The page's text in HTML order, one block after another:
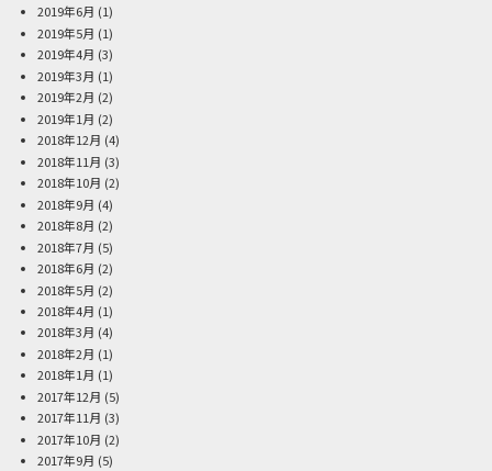
2019年6月 (1)
2019年5月 (1)
2019年4月 (3)
2019年3月 (1)
2019年2月 (2)
2019年1月 (2)
2018年12月 (4)
2018年11月 (3)
2018年10月 (2)
2018年9月 (4)
2018年8月 (2)
2018年7月 (5)
2018年6月 (2)
2018年5月 (2)
2018年4月 (1)
2018年3月 (4)
2018年2月 (1)
2018年1月 (1)
2017年12月 (5)
2017年11月 (3)
2017年10月 (2)
2017年9月 (5)